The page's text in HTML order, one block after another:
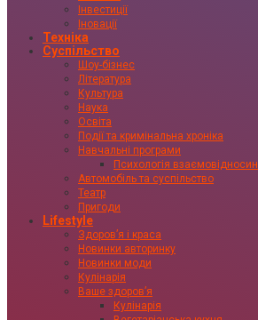
Інвестиції
Іновації
Техніка
Суспільство
Шоу-бізнес
Література
Культура
Наука
Освіта
Події та кримінальна хроніка
Навчальні програми
Психологія взаємовідносин
Автомобіль та суспільство
Театр
Пригоди
Lifestyle
Здоровʼя і краса
Новинки авторинку
Новинки моди
Кулінарія
Ваше здоровʼя
Кулінарія